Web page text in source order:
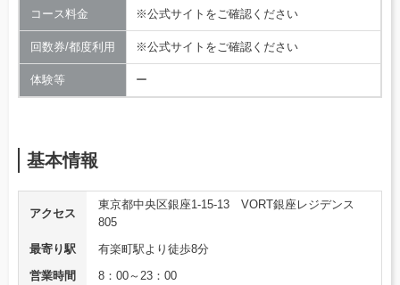
コース料金 ※公式サイトをご確認ください
回数券/都度利用 ※公式サイトをご確認ください
体験等 ー
基本情報
アクセス
東京都中央区銀座1-15-13 VORT銀座レジデンス
805
最寄り駅
有楽町駅より徒歩8分
営業時間
8：00～23：00